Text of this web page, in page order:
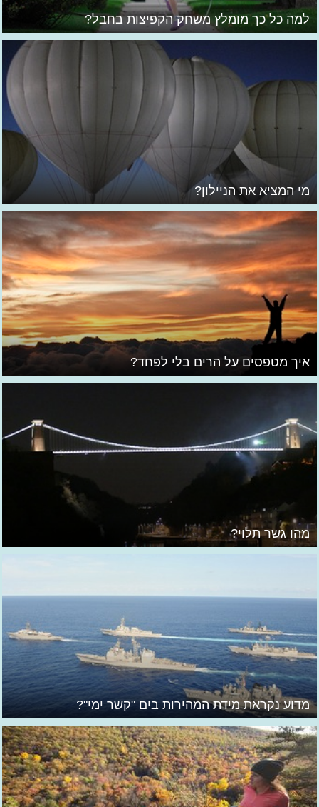
למה כל כך מומלץ משחק הקפיצות בחבל?
מי המציא את הניילון?
איך מטפסים על הרים בלי לפחד?
מהו גשר תלוי?
מדוע נקראת מידת המהירות בים "קשר ימי"?